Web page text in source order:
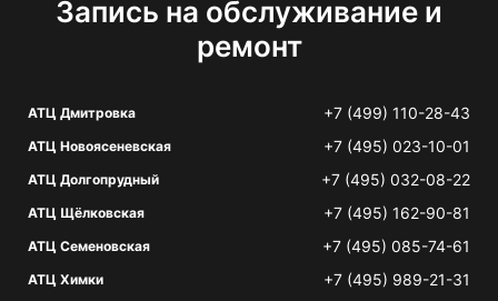
Запись на обслуживание и
ремонт
АТЦ Дмитровка +7 (499) 110-28-43
АТЦ Новоясеневская +7 (495) 023-10-01
АТЦ Долгопрудный +7 (495) 032-08-22
АТЦ Щёлковская +7 (495) 162-90-81
АТЦ Семеновская +7 (495) 085-74-61
АТЦ Химки +7 (495) 989-21-31